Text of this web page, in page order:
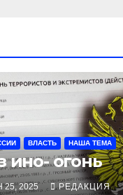
ВЛАСТЬ НАША ТЕМА
ино- огонь
2025 РЕДАКЦИЯ